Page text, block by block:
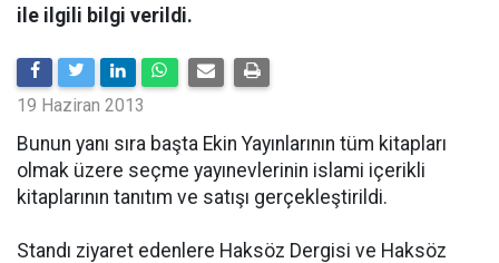
ile ilgili bilgi verildi.
19 Haziran 2013
Bunun yanı sıra başta Ekin Yayınlarının tüm kitapları
olmak üzere seçme yayınevlerinin islami içerikli
kitaplarının tanıtım ve satışı gerçekleştirildi.
Standı ziyaret edenlere Haksöz Dergisi ve Haksöz